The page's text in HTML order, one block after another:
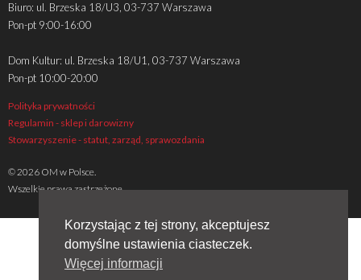
Biuro: ul. Brzeska 18/U3, 03-737 Warszawa
Pon-pt 9:00-16:00
Dom Kultur: ul. Brzeska 18/U1, 03-737 Warszawa
Pon-pt 10:00-20:00
Polityka prywatności
Regulamin - sklep i darowizny
Stowarzyszenie - statut, zarząd, sprawozdania
© 2026 OM w Polsce.
Wszelkie prawa zastrzeżone
Korzystając z tej strony, akceptujesz
domyślne ustawienia ciasteczek.
Więcej informacji